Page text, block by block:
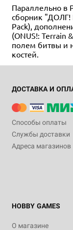
Параллельно в
сборник "ДОЛГ!
Pack),
(ONUS!: Terrain
полем битвы и
костей.
ДОСТАВКА И
Способы оплаты
Службы доставки
Адреса магазинов
HOBBY GAMES
О магазине